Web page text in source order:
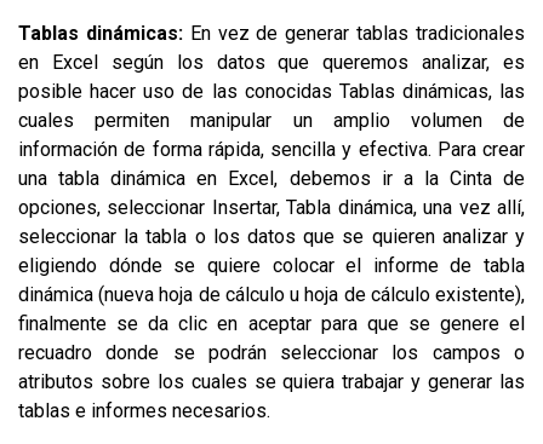
Tablas dinámicas:En vez de generar tablas tradicionales
en Excel según los datos que queremos analizar, es
posible hacer uso de las conocidas Tablas dinámicas, las
cuales permiten manipular un amplio volumen de
información de forma rápida, sencilla y efectiva. Para crear
una tabla dinámica en Excel, debemos ir a la Cinta de
opciones, seleccionar Insertar, Tabla dinámica, una vez allí,
seleccionar la tabla o los datos que se quieren analizar y
eligiendo dónde se quiere colocar el informe de tabla
dinámica (nueva hoja de cálculo u hoja de cálculo existente),
finalmente se da clic en aceptar para que se genere el
recuadro donde se podrán seleccionar los campos o
atributos sobre los cuales se quiera trabajar y generar las
tablas e informes necesarios.